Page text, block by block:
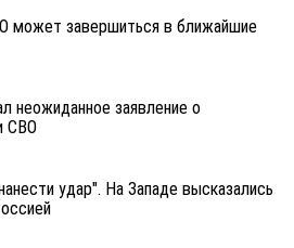
может завершиться в ближайшие
неожиданное заявление о
СВО
удар". На Западе высказались